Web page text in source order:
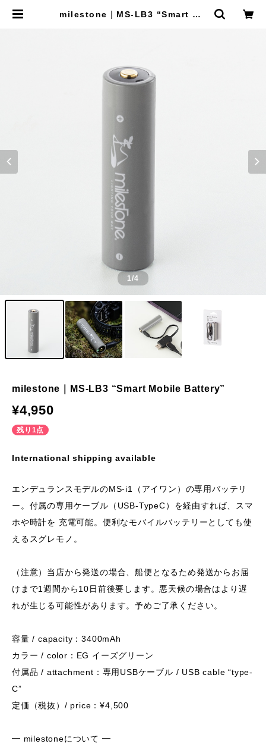
milestone｜MS-LB3 “Smart Mo
1/4
milestone｜MS-LB3 “Smart Mobile Battery”
¥4,950
残り1点
International shipping available
エンデュランスモデルのMS-i1（アイワン）の専用バッテリ
ー。付属の専用ケーブル（USB-TypeC）を経由すれば、スマ
ホや時計を 充電可能。便利なモバイルバッテリーとしても使
えるスグレモノ。
（注意）当店から発送の場合、船便となるため発送からお届
けまで1週間から10日前後要します。悪天候の場合はより遅
れが生じる可能性があります。予めご了承ください。
容量 / capacity：3400mAh
カラー / color：EG イーズグリーン
付属品 / attachment：専用USBケーブル / USB cable “type-
C”
定価（税抜）/ price：¥4,500
━ milestoneについて ━